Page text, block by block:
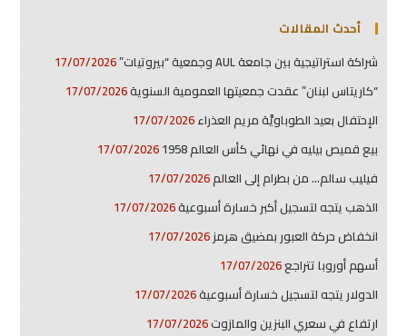
أحدث المقالات
شراكة استراتيجية بين جامعة AUL وجمعية “بيروتيات”
17/07/2026
“كاريتاس لبنان” عقدت جمعيتها العمومية السنوية17/07/2026
الإحتفال بعيد الطوباويَّة مريم العذراء17/07/2026
بيع قميص بيليه في نهائي كأس العالم 1958
17/07/2026
فيليب سالم… من بطرام إلى العالم17/07/2026
الذهب يتجه لتسجيل أكبر خسارة أسبوعية17/07/2026
انخفاض حركة العبور بمضيق هرمز17/07/2026
أسهم أوروبا تتراجع17/07/2026
الدولار يتجه لتسجيل خسارة أسبوعية17/07/2026
ارتفاع في سعري البنزين والمازوت17/07/2026